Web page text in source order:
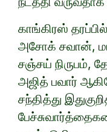
காங்கிரஸ்
அசோக் சவான்,
சஞ்சய் நிருபம்,
அஜித் பவார்
சந்தித்து